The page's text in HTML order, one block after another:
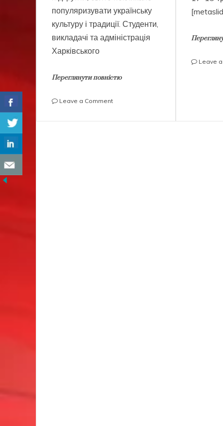
популяризувати українську
культуру і традиції. Студенти,
викладачі та адміністрація
Харківського
Переглянути повністю
Leave a Commenton
вишиванки
Leave